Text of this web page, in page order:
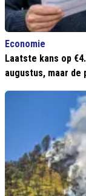
Economie
Laatste kans op
augustus, maar